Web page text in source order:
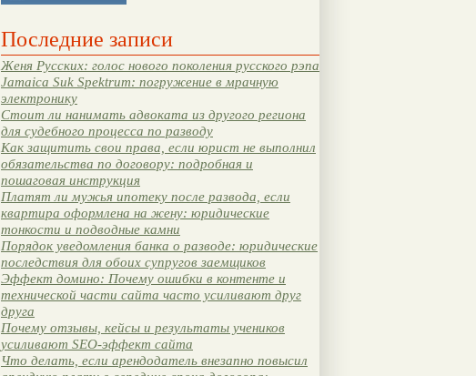
Последние записи
Женя Русских: голос нового поколения русского рэпа
Jamaica Suk Spektrum: погружение в мрачную
электронику
Стоит ли нанимать адвоката из другого региона
для судебного процесса по разводу
Как защитить свои права, если юрист не выполнил
обязательства по договору: подробная и
пошаговая инструкция
Платят ли мужья ипотеку после развода, если
квартира оформлена на жену: юридические
тонкости и подводные камни
Порядок уведомления банка о разводе: юридические
последствия для обоих супругов заемщиков
Эффект домино: Почему ошибки в контенте и
технической части сайта часто усиливают друг
друга
Почему отзывы, кейсы и результаты учеников
усиливают SEO-эффект сайта
Что делать, если арендодатель внезапно повысил